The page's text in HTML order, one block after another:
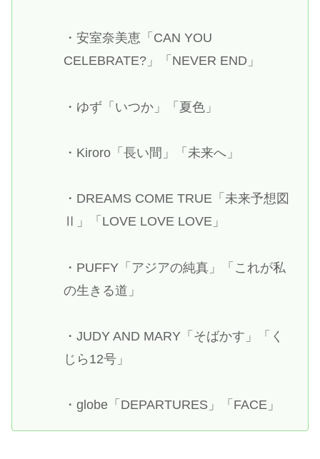
・安室奈美恵「CAN YOU
CELEBRATE?」「NEVER END」
・ゆず「いつか」「夏色」
・Kiroro「長い間」「未来へ」
・DREAMS COME TRUE「未来予想図
Ⅱ」「LOVE LOVE LOVE」
・PUFFY「アジアの純真」「これが私
の生きる道」
・JUDY AND MARY「そばかす」「く
じら12号」
・globe「DEPARTURES」「FACE」